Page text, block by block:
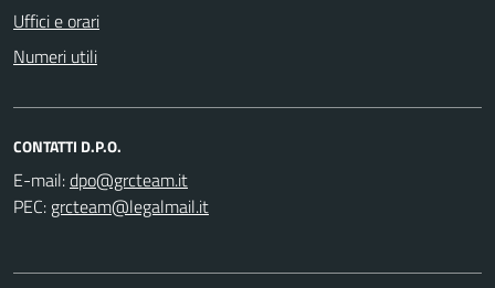
Uffici e orari
Numeri utili
CONTATTI D.P.O.
E-mail:
PEC: